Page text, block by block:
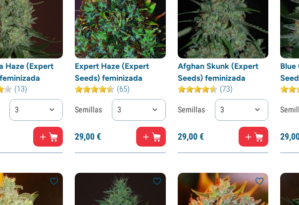
Haze (Expert
(13)
3
Expert Haze (Expert
Seeds) feminizada
(65)
Semillas 3
29,00€
Afghan Skunk (Expert
Seeds) feminizada
(73)
Semillas 3
29,00€
Blue
29,